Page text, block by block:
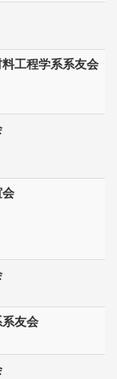
工程学系系友会
会
友会